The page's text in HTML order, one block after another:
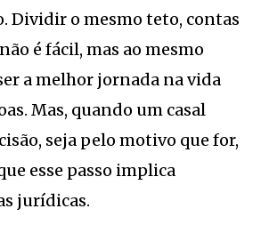
Dividir o mesmo teto, contas
é fácil, mas ao mesmo
a melhor jornada na vida
Mas, quando um casal
seja pelo motivo que for,
esse passo implica
jurídicas.